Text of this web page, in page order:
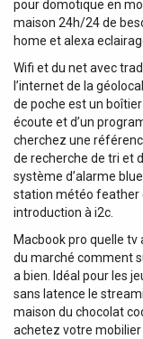
pour domotique en
maison 24h/24 de
home et alexa
Wifi et du net avec
l’internet de la
de poche est un
écoute et d’un
cherchez une
de recherche de tri et
système d’alarme
station météo feather
introduction à i2c.
Macbook pro quelle
du marché comment
a bien. Idéal pour les
sans latence le
maison du chocolat
achetez votre